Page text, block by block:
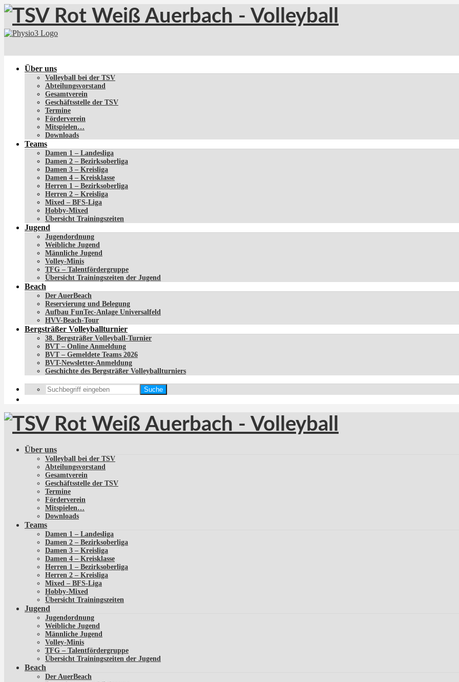
Über uns
Volleyball bei der TSV
Abteilungsvorstand
Gesamtverein
Geschäftsstelle der TSV
Termine
Förderverein
Mitspielen…
Downloads
Teams
Damen 1 – Landesliga
Damen 2 – Bezirksoberliga
Damen 3 – Kreisliga
Damen 4 – Kreisklasse
Herren 1 – Bezirksoberliga
Herren 2 – Kreisliga
Mixed – BFS-Liga
Hobby-Mixed
Übersicht Trainingszeiten
Jugend
Jugendordnung
Weibliche Jugend
Männliche Jugend
Volley-Minis
TFG – Talentfördergruppe
Übersicht Trainingszeiten der Jugend
Beach
Der AuerBeach
Reservierung und Belegung
Aufbau FunTec-Anlage Universalfeld
HVV-Beach-Tour
Bergsträßer Volleyballturnier
38. Bergsträßer Volleyball-Turnier
BVT – Online Anmeldung
BVT – Gemeldete Teams 2026
BVT-Newsletter-Anmeldung
Geschichte des Bergsträßer Volleyballturniers
Suche
Über uns
Volleyball bei der TSV
Abteilungsvorstand
Gesamtverein
Geschäftsstelle der TSV
Termine
Förderverein
Mitspielen…
Downloads
Teams
Damen 1 – Landesliga
Damen 2 – Bezirksoberliga
Damen 3 – Kreisliga
Damen 4 – Kreisklasse
Herren 1 – Bezirksoberliga
Herren 2 – Kreisliga
Mixed – BFS-Liga
Hobby-Mixed
Übersicht Trainingszeiten
Jugend
Jugendordnung
Weibliche Jugend
Männliche Jugend
Volley-Minis
TFG – Talentfördergruppe
Übersicht Trainingszeiten der Jugend
Beach
Der AuerBeach